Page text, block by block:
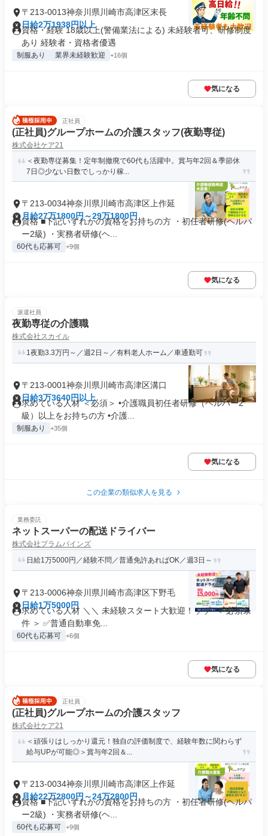
〒213-0013神奈川県川崎市高津区末長
日給2万1938円以上
資格・経験 18歳以上(警備業法による) 未経験者可、研修制度
あり 経験者・資格者優遇
制服あり 業界未経験歓迎 +16個
気になる
正社員
(正社員)グループホームの介護スタッフ(夜勤専従)
株式会社ケア21
＜夜勤専従募集！定年制撤廃で60代も活躍中。賞与年2回＆季節休
7日◎少ない日数でしっかり稼...
〒213-0034神奈川県川崎市高津区上作延
月給27万1800円～29万1800円
資格 ■下記いずれかの資格をお持ちの方 ・初任者研修(ヘルパ
ー2級) ・実務者研修(ヘ...
60代も応募可 +9個
気になる
派遣社員
夜勤専従の介護職
株式会社スカイル
1夜勤3.3万円～／週2日～／有料老人ホーム／車通勤可
〒213-0001神奈川県川崎市高津区溝口
日給3万3640円以上
求めている人材 ＜必須＞ •介護職員初任者研修（ヘルパー2
級）以上をお持ちの方 •介護...
制服あり +35個
気になる
この企業の類似求人を見る
業務委託
ネットスーパーの配送ドライバー
株式会社プラムパインズ
日給1万5000円／経験不問／普通免許あればOK／週3日～
〒213-0006神奈川県川崎市高津区下野毛
日給1万5000円
求めている人材 ＼＼ 未経験スタート大歓迎！ ／／ ＜ 必須条
件 ＞ ✅普通自動車免...
60代も応募可 +6個
気になる
正社員
(正社員)グループホームの介護スタッフ
株式会社ケア21
＜頑張りはしっかり還元！独自の評価制度で、経験年数に関わらず
給与UPが可能◎＞賞与年2回＆...
〒213-0034神奈川県川崎市高津区上作延
月給22万2800円～24万2800円
資格 ■下記いずれかの資格をお持ちの方 ・初任者研修(ヘルパ
ー2級) ・実務者研修(ヘ...
60代も応募可 +9個